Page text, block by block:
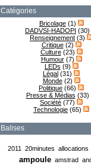
Catégories
Bricolage(1)
DADVSI-HADOPI (30)
Renseignement (3)
Critique(2)
Culture(23)
Humour(7)
LEDs (9)
Légal (31)
Monde(2)
Politique (66)
Presse & Médias (33)
Société (77)
Technologie (65)
Balises
2011 20minutes allocations
ampoule amstrad